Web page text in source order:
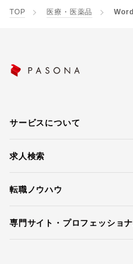
TOP 医療・医薬品 Word
サービスについて
求人検索
転職ノウハウ
専門サイト・プロフェッショ